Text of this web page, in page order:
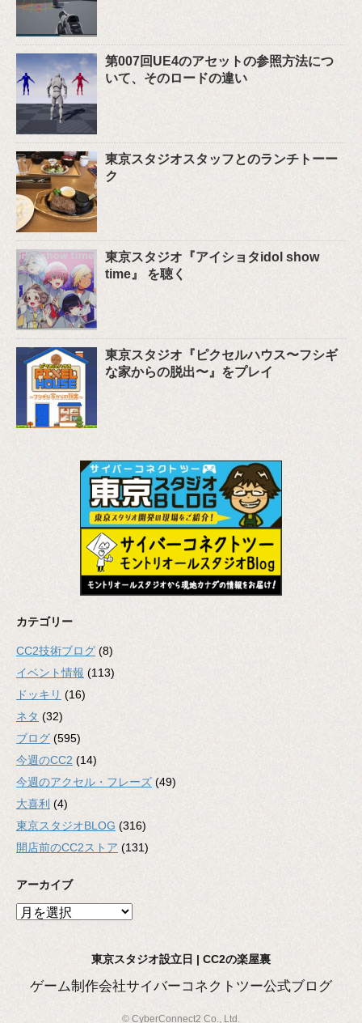
第007回UE4のアセットの参照方法につ
いて、そのロードの違い
東京スタジオスタッフとのランチトーー
ク
東京スタジオ『アイショタidol show
time』 を聴く
東京スタジオ『ピクセルハウス〜フシギ
な家からの脱出〜』をプレイ
カテゴリー
CC2技術ブログ (8)
イベント情報 (113)
ドッキリ (16)
ネタ (32)
ブログ (595)
今週のCC2 (14)
今週のアクセル・フレーズ (49)
大喜利 (4)
東京スタジオBLOG (316)
開店前のCC2ストア (131)
アーカイブ
ア
東京スタジオ設立日 | CC2の楽屋裏
ゲーム制作会社サイバーコネクトツー公式ブログ
© CyberConnect2 Co., Ltd.